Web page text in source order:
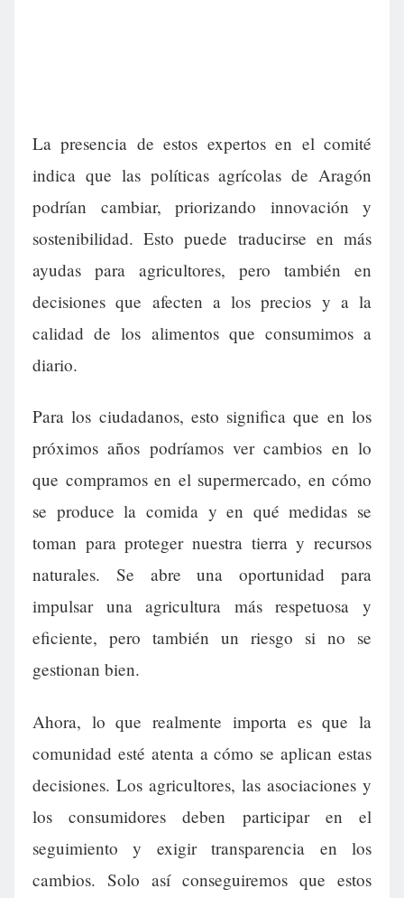
La presencia de estos expertos en el comité
indica que las políticas agrícolas de Aragón
podrían cambiar, priorizando innovación y
sostenibilidad. Esto puede traducirse en más
ayudas para agricultores, pero también en
decisiones que afecten a los precios y a la
calidad de los alimentos que consumimos a
diario.
Para los ciudadanos, esto significa que en los
próximos años podríamos ver cambios en lo
que compramos en el supermercado, en cómo
se produce la comida y en qué medidas se
toman para proteger nuestra tierra y recursos
naturales. Se abre una oportunidad para
impulsar una agricultura más respetuosa y
eficiente, pero también un riesgo si no se
gestionan bien.
Ahora, lo que realmente importa es que la
comunidad esté atenta a cómo se aplican estas
decisiones. Los agricultores, las asociaciones y
los consumidores deben participar en el
seguimiento y exigir transparencia en los
cambios. Solo así conseguiremos que estos